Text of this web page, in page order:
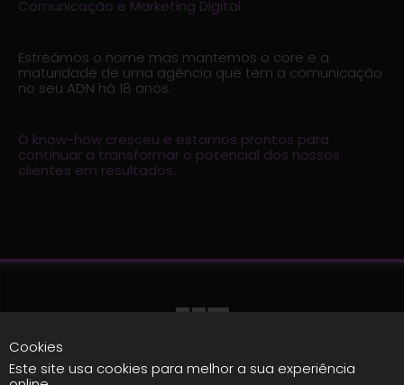
Comunicação e Marketing Digital.
Estreámos o nome mas mantemos o core e a
maturidade de uma agência que tem a comunicação
no seu ADN há 18 anos.
O know-how cresceu e estamos prontos para
continuar a transformar o potencial dos nossos
clientes em resultados.
Agência Contactos
Cookies
Este site usa cookies para melhor a sua experiência